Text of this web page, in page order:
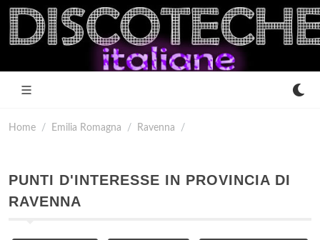
Home Emilia Romagna Ravenna
PUNTI D'INTERESSE IN PROVINCIA DI
RAVENNA